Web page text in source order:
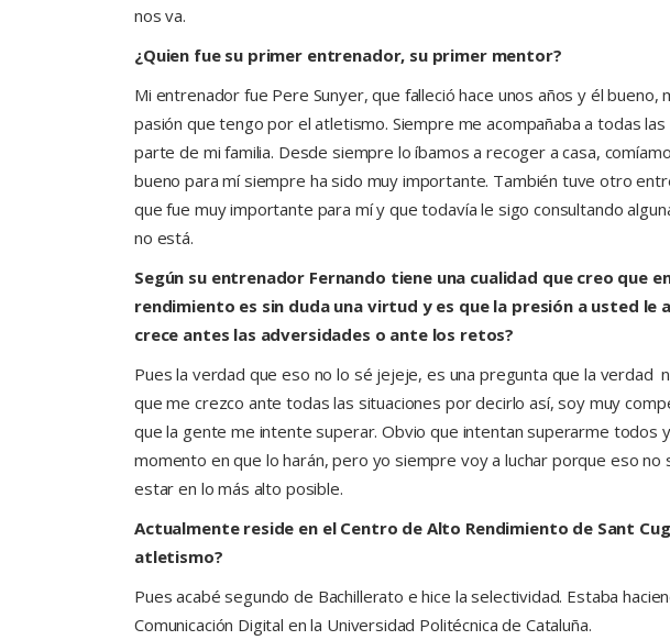
nos va.
¿Quien fue su primer entrenador, su primer mentor?
Mi entrenador fue Pere Sunyer, que falleció hace unos años y él bueno,
pasión que tengo por el atletismo. Siempre me acompañaba a todas
parte de mi familia. Desde siempre lo íbamos a recoger a casa,
bueno para mí siempre ha sido muy importante. También tuve otro
que fue muy importante para mí y que todavía le sigo consultando
no está.
Según su entrenador Fernando tiene una cualidad que creo que
rendimiento es sin duda una virtud y es que la presión a usted le
crece antes las adversidades o ante los retos?
Pues la verdad que eso no lo sé jejeje, es una pregunta que la verdad
que me crezco ante todas las situaciones por decirlo así, soy muy
que la gente me intente superar. Obvio que intentan superarme todos
momento en que lo harán, pero yo siempre voy a luchar porque eso no
estar en lo más alto posible.
Actualmente reside en el Centro de Alto Rendimiento de Sant
atletismo?
Pues acabé segundo de Bachillerato e hice la selectividad. Estaba
Comunicación Digital en la Universidad Politécnica de Cataluña.